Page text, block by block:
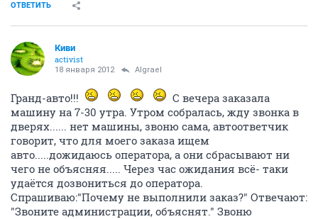
ОТВЕТИТЬ
Киви
activist
18 января 2012 Algrael
Гранд-авто!!!
С вечера заказала
машину на 7-30 утра. Утром собралась, жду звонка в
дверях...... нет машины, звоню сама, автоответчик
говорит, что для моего заказа ищем
авто.....дожидаюсь оператора, а они сбрасывают ни
чего не объясняя..... Через час ожидания всё- таки
удаётся дозвониться до оператора.
Спрашиваю:"Почему не выполнили заказ?" Отвечают:
"Звоните администрации, объяснят." Звоню